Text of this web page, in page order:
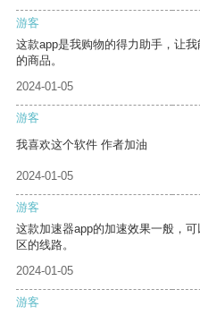
游客
这款app是我购物的得力助手，让
的商品。
2024-01-05
游客
我喜欢这个软件 作者加油
2024-01-05
游客
这款加速器app的加速效果一般，
区的线路。
2024-01-05
游客